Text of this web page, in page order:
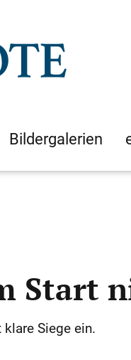
Bildergalerien
Start
Siege ein.